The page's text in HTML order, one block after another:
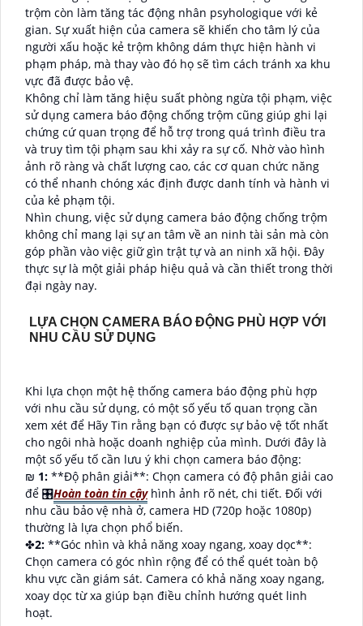
trộm còn làm tăng tác động nhân psyhologique với kẻ
gian. Sự xuất hiện của camera sẽ khiến cho tâm lý của
người xấu hoặc kẻ trộm không dám thực hiện hành vi
phạm pháp, mà thay vào đó họ sẽ tìm cách tránh xa khu
vực đã được bảo vệ.
Không chỉ làm tăng hiệu suất phòng ngừa tội phạm, việc
sử dụng camera báo động chống trộm cũng giúp ghi lại
chứng cứ quan trọng để hỗ trợ trong quá trình điều tra
và truy tìm tội phạm sau khi xảy ra sự cố. Nhờ vào hình
ảnh rõ ràng và chất lượng cao, các cơ quan chức năng
có thể nhanh chóng xác định được danh tính và hành vi
của kẻ phạm tội.
Nhìn chung, việc sử dụng camera báo động chống trộm
không chỉ mang lại sự an tâm về an ninh tài sản mà còn
góp phần vào việc giữ gìn trật tự và an ninh xã hội. Đây
thực sự là một giải pháp hiệu quả và cần thiết trong thời
đại ngày nay.
LỰA CHỌN CAMERA BÁO ĐỘNG PHÙ HỢP VỚI
NHU CẦU SỬ DỤNG
Khi lựa chọn một hệ thống camera báo động phù hợp
với nhu cầu sử dụng, có một số yếu tố quan trọng cần
xem xét để Hãy Tin rằng bạn có được sự bảo vệ tốt nhất
cho ngôi nhà hoặc doanh nghiệp của mình. Dưới đây là
một số yếu tố cần lưu ý khi chọn camera báo động:
₪ 1: **Độ phân giải**: Chọn camera có độ phân giải cao
để 🎛Hoàn toàn tin cậyhình ảnh rõ nét, chi tiết. Đối với
nhu cầu bảo vệ nhà ở, camera HD (720p hoặc 1080p)
thường là lựa chọn phổ biến.
✤2: **Góc nhìn và khả năng xoay ngang, xoay dọc**:
Chọn camera có góc nhìn rộng để có thể quét toàn bộ
khu vực cần giám sát. Camera có khả năng xoay ngang,
xoay dọc từ xa giúp bạn điều chỉnh hướng quét linh
hoạt.